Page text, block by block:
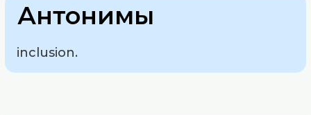
Антонимы
inclusion.